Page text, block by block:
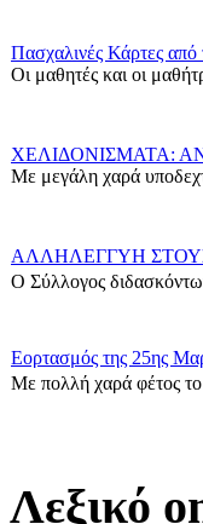
Πασχαλινές Κάρτες από
Οι μαθητές και οι
ΧΕΛΙΔΟΝΙΣΜΑΤΑ:
Με μεγάλη χαρά
ΑΛΛΗΛΕΓΓΥΗ
Ο Σύλλογος
Εορτασμός της 25ης
Με πολλή χαρά φέτος
Λεξικό